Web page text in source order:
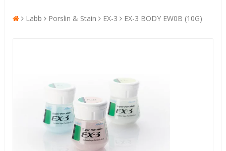
Labb Porslin & Stain EX-3 EX-3 BODY EW0B (10G)